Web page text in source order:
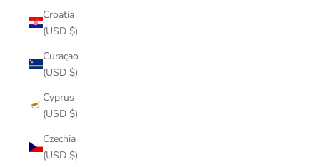
Croatia
(USD $)
Curaçao
(USD $)
Cyprus
(USD $)
Czechia
(USD $)